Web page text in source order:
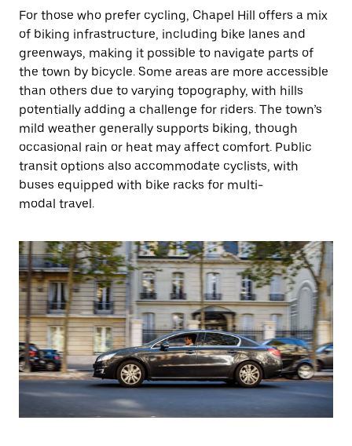
For those who prefer cycling, Chapel Hill offers a mix
of biking infrastructure, including bike lanes and
greenways, making it possible to navigate parts of
the town by bicycle. Some areas are more accessible
than others due to varying topography, with hills
potentially adding a challenge for riders. The town’s
mild weather generally supports biking, though
occasional rain or heat may affect comfort. Public
transit options also accommodate cyclists, with
buses equipped with bike racks for multi-
modal travel.